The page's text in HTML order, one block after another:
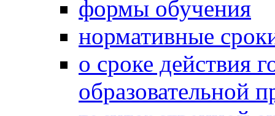
формы обучения
нормативные
о сроке действия
образовательной